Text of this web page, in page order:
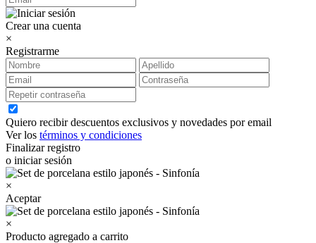
Crear una cuenta
×
Registrarme
Quiero recibir descuentos exclusivos y novedades por email
Ver los términos y condiciones
Finalizar registro
o iniciar sesión
×
Aceptar
×
Producto agregado a carrito